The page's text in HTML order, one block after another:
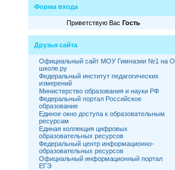
Форма входа
Приветствую Вас Гость
Друзья сайта
Официальный сайт МОУ Гимназии №1 на О
школе.ру
Федеральный институт педагогических
измерений
Министерство образования и науки РФ
Федеральный портал Российское
образование
Единое окно доступа к образовательным
ресурсам
Единая коллекция цифровых
образовательных ресурсов
Федеральный центр информационно-
образовательных ресурсов
Официальный информационный портал
ЕГЭ